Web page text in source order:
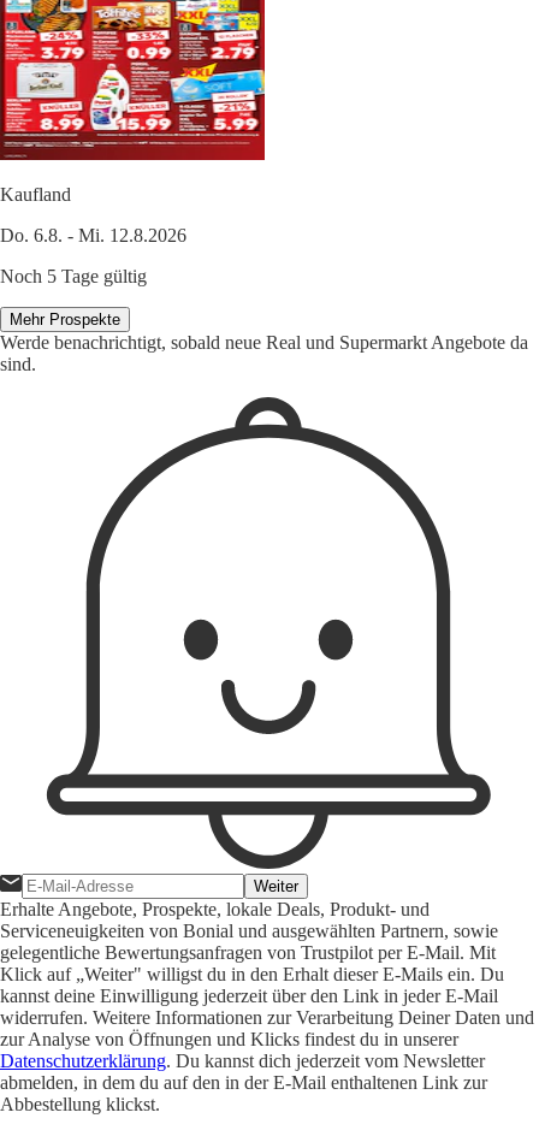
Kaufland
Do. 6.8. - Mi. 12.8.2026
Noch 5 Tage gültig
Mehr Prospekte
Werde benachrichtigt, sobald neue Real und Supermarkt Angebote da
sind.
Weiter
Erhalte Angebote, Prospekte, lokale Deals, Produkt- und
Serviceneuigkeiten von Bonial und ausgewählten Partnern, sowie
gelegentliche Bewertungsanfragen von Trustpilot per E-Mail. Mit
Klick auf „Weiter" willigst du in den Erhalt dieser E-Mails ein. Du
kannst deine Einwilligung jederzeit über den Link in jeder E-Mail
widerrufen. Weitere Informationen zur Verarbeitung Deiner Daten und
zur Analyse von Öffnungen und Klicks findest du in unserer
Datenschutzerklärung. Du kannst dich jederzeit vom Newsletter
abmelden, in dem du auf den in der E-Mail enthaltenen Link zur
Abbestellung klickst.